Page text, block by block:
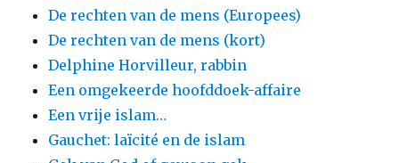
De rechten van de mens (Europees)
De rechten van de mens (kort)
Delphine Horvilleur, rabbin
Een omgekeerde hoofddoek-affaire
Een vrije islam…
Gauchet: laïcité en de islam